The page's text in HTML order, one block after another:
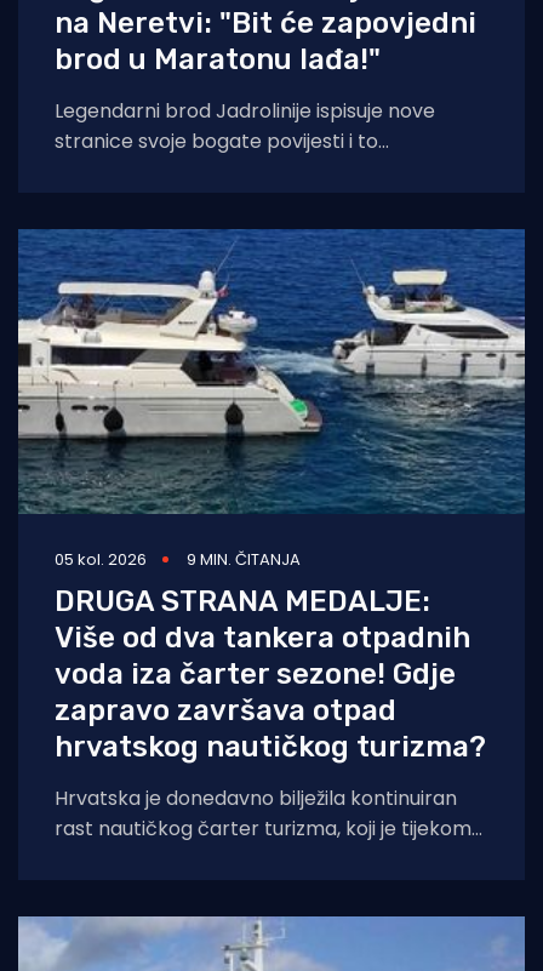
na Neretvi: "Bit će zapovjedni
brod u Maratonu lađa!"
Legendarni brod Jadrolinije ispisuje nove
stranice svoje bogate povijesti i to
05 kol. 2026 9 MIN. ČITANJA
DRUGA STRANA MEDALJE:
Više od dva tankera otpadnih
voda iza čarter sezone! Gdje
zapravo završava otpad
hrvatskog nautičkog turizma?
Hrvatska je donedavno bilježila kontinuiran
rast nautičkog čarter turizma, koji je tijekom